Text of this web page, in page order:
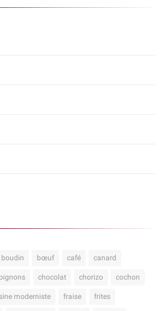
boudin bœuf café canard
chocolat chorizo cochon
moderniste fraise frites